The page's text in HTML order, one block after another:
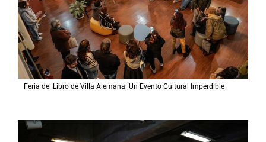
Feria del Libro de Villa Alemana: Un Evento Cultural Imperdible